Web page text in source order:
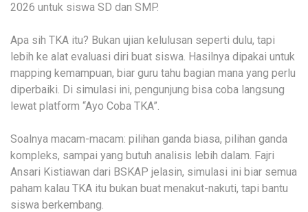
2026 untuk siswa SD dan SMP.
Apa sih TKA itu? Bukan ujian kelulusan seperti dulu, tapi
lebih ke alat evaluasi diri buat siswa. Hasilnya dipakai untuk
mapping kemampuan, biar guru tahu bagian mana yang perlu
diperbaiki. Di simulasi ini, pengunjung bisa coba langsung
lewat platform “Ayo Coba TKA”.
Soalnya macam-macam: pilihan ganda biasa, pilihan ganda
kompleks, sampai yang butuh analisis lebih dalam. Fajri
Ansari Kistiawan dari BSKAP jelasin, simulasi ini biar semua
paham kalau TKA itu bukan buat menakut-nakuti, tapi bantu
siswa berkembang.